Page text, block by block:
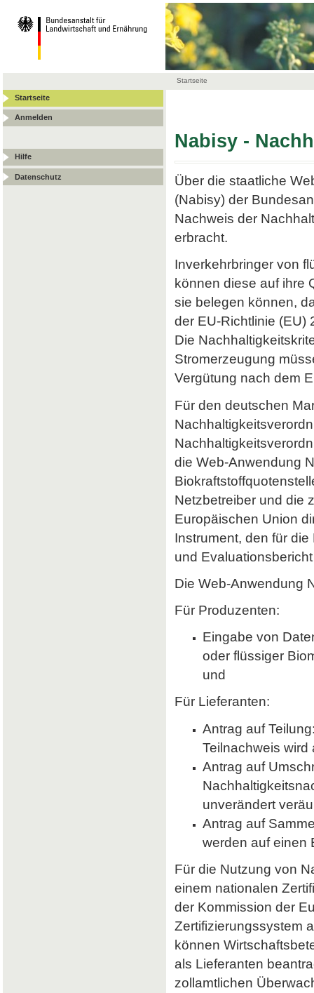
Startseite
Startseite
Anmelden
Hilfe
Datenschutz
Nabisy -
Über die staatliche
(Nabisy) der
Nachweis der
erbracht.
Inverkehrbringer von
können diese auf ihre
sie belegen können,
der EU-Richtlinie (EU)
Die
Stromerzeugung
Vergütung nach dem
Für den deutschen
die Web-Anwendung
Netzbetreiber und die
Europäischen Union
Instrument, den für
und
Die Web-Anwendung
Für Produzenten:
Eingabe von
oder flüssiger
und
Für Lieferanten:
Antrag auf
Teilnachweis wird
Antrag auf
unverändert
Antrag auf
werden auf einen
Für die Nutzung von
einem nationalen
der Kommission der
Zertifizierungssystem
können
als Lieferanten
zollamtlichen